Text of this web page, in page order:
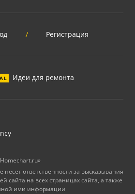
/ Регистрация
Идеи для ремонта
ответственности за высказывания
сайта на всех страницах сайта, а также
ими информации